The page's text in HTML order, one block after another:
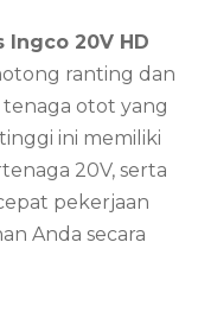
Ingco 20V HD
ranting dan
tenaga otot yang
ini memiliki
20V, serta
pekerjaan
Anda secara